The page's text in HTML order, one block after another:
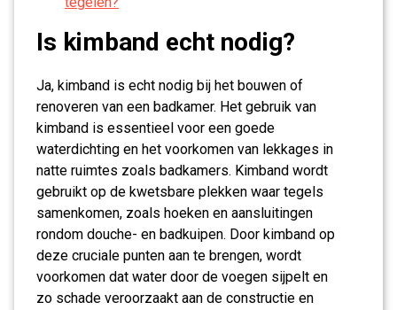
Is kimband echt nodig?
Ja, kimband is echt nodig bij het bouwen of
renoveren van een badkamer. Het gebruik van
kimband is essentieel voor een goede
waterdichting en het voorkomen van lekkages in
natte ruimtes zoals badkamers. Kimband wordt
gebruikt op de kwetsbare plekken waar tegels
samenkomen, zoals hoeken en aansluitingen
rondom douche- en badkuipen. Door kimband op
deze cruciale punten aan te brengen, wordt
voorkomen dat water door de voegen sijpelt en
zo schade veroorzaakt aan de constructie en